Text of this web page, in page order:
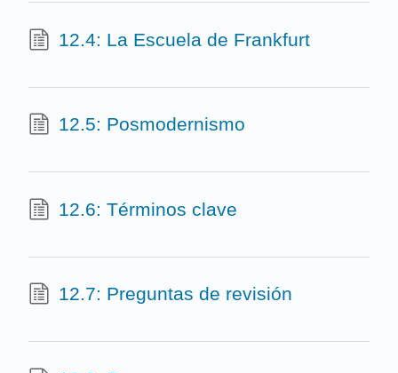
12.4: La Escuela de Frankfurt
12.5: Posmodernismo
12.6: Términos clave
12.7: Preguntas de revisión